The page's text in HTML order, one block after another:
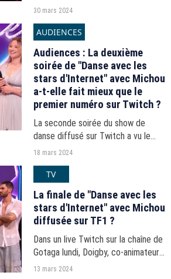
"Danse avec les stars d'internet".
30 mars 2024
AUDIENCES
Audiences : La deuxième
soirée de "Danse avec les
stars d'Internet" avec Michou
a-t-elle fait mieux que le
premier numéro sur Twitch ?
La seconde soirée du show de
danse diffusé sur Twitch a vu le
tandem Baghera Jones et Christian
18 mars 2024
TV
La finale de "Danse avec les
stars d'Internet" avec Michou
diffusée sur TF1 ?
Dans un live Twitch sur la chaîne de
Gotaga lundi, Doigby, co-animateur
du concours de danse, a évoqué la
13 mars 2024